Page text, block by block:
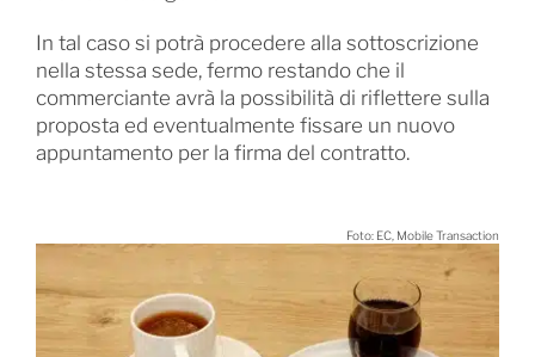
In tal caso si potrà procedere alla sottoscrizione
nella stessa sede, fermo restando che il
commerciante avrà la possibilità di riflettere sulla
proposta ed eventualmente fissare un nuovo
appuntamento per la firma del contratto.
Foto: EC, Mobile Transaction